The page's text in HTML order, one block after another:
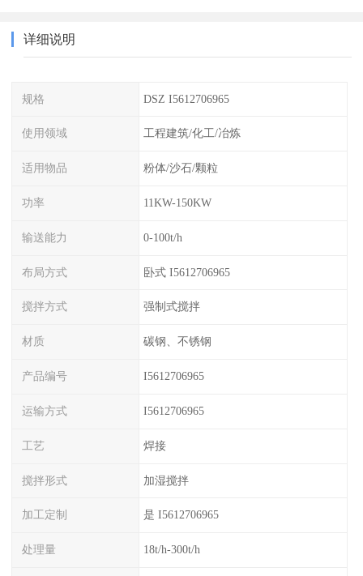
详细说明
规格 DSZ I5612706965
使用领域 工程建筑/化工/冶炼
适用物品 粉体/沙石/颗粒
功率 11KW-150KW
输送能力 0-100t/h
布局方式 卧式 I5612706965
搅拌方式 强制式搅拌
材质 碳钢、不锈钢
产品编号 I5612706965
运输方式 I5612706965
工艺 焊接
搅拌形式 加湿搅拌
加工定制 是 I5612706965
处理量 18t/h-300t/h